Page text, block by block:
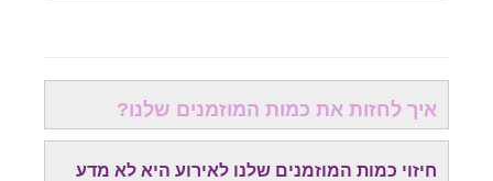
איך לחזות את כמות המוזמנים שלנו?
חיזוי כמות המוזמנים שלנו לאירוע היא לא מדע